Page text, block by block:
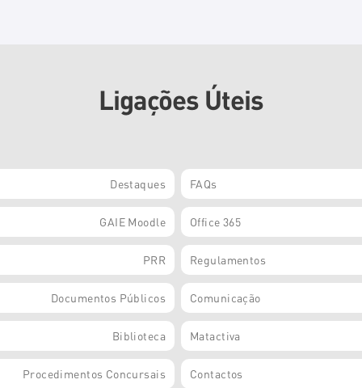
Ligações Úteis
Destaques FAQs
GAIE Moodle Office 365
PRR Regulamentos
Documentos Públicos Comunicação
Biblioteca Matactiva
Procedimentos Concursais Contactos